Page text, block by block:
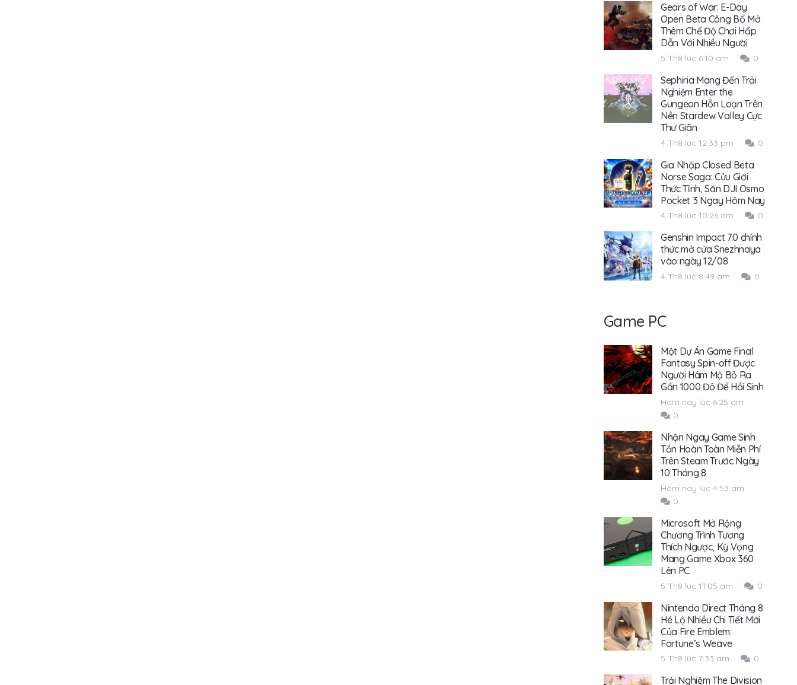
Gears of War: E-Day
Open Beta Công Bố Mở
Thêm Chế Độ Chơi Hấp
Dẫn Với Nhiều Người
5 Th8 lúc 6:10 am 0
Sephiria Mang Đến Trải
Nghiệm Enter the
Gungeon Hỗn Loạn Trên
Nền Stardew Valley Cực
Thư Giãn
4 Th8 lúc 12:33 pm 0
Gia Nhập Closed Beta
Norse Saga: Cửu Giới
Thức Tỉnh, Săn DJI Osmo
Pocket 3 Ngay Hôm Nay
4 Th8 lúc 10:26 am 0
Genshin Impact 7.0 chính
thức mở cửa Snezhnaya
vào ngày 12/08
4 Th8 lúc 8:49 am 0
Game PC
Một Dự Án Game Final
Fantasy Spin-off Được
Người Hâm Mộ Bỏ Ra
Gần 1000 Đô Để Hồi Sinh
Hôm nay lúc 6:25 am
0
Nhận Ngay Game Sinh
Tồn Hoàn Toàn Miễn Phí
Trên Steam Trước Ngày
10 Tháng 8
Hôm nay lúc 4:53 am
0
Microsoft Mở Rộng
Chương Trình Tương
Thích Ngược, Kỳ Vọng
Mang Game Xbox 360
Lên PC
5 Th8 lúc 11:05 am 0
Nintendo Direct Tháng 8
Hé Lộ Nhiều Chi Tiết Mới
Của Fire Emblem:
Fortune’s Weave
5 Th8 lúc 7:33 am 0
Trải Nghiệm The Division